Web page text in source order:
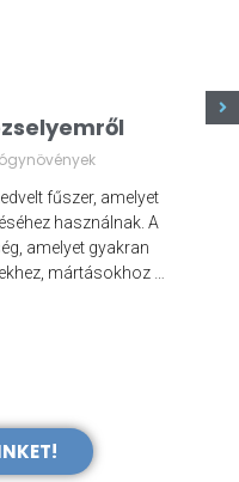
fűszer, amelyet
használnak. A
amelyet gyakran
mártásokhoz …